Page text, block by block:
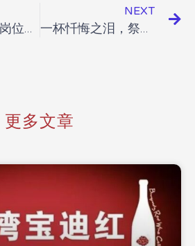
宝迪红招聘丨岗位新增！国&港合资企业招聘销售、商务岗（双休，五险一金，带薪年假）
NEXT
一杯忏悔之泪，祭奠少女艾米西斯特
更多文章